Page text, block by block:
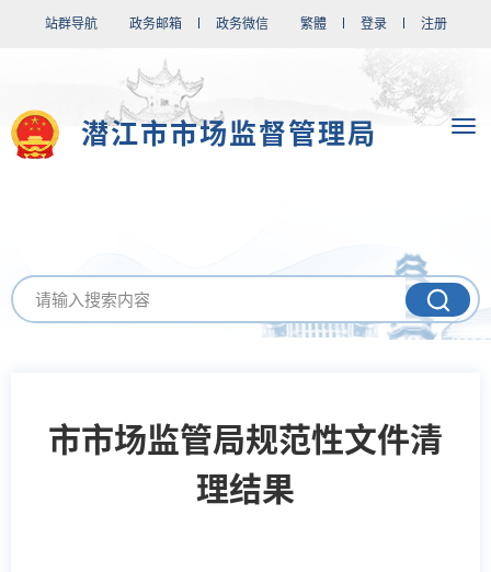
站群导航 政务邮箱 政务微信 繁體 登录 注册
潜江市市场监督管理局
市市场监管局规范性文件清
理结果